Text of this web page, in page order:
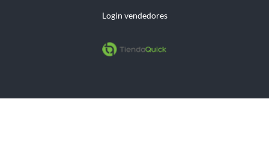
Login vendedores